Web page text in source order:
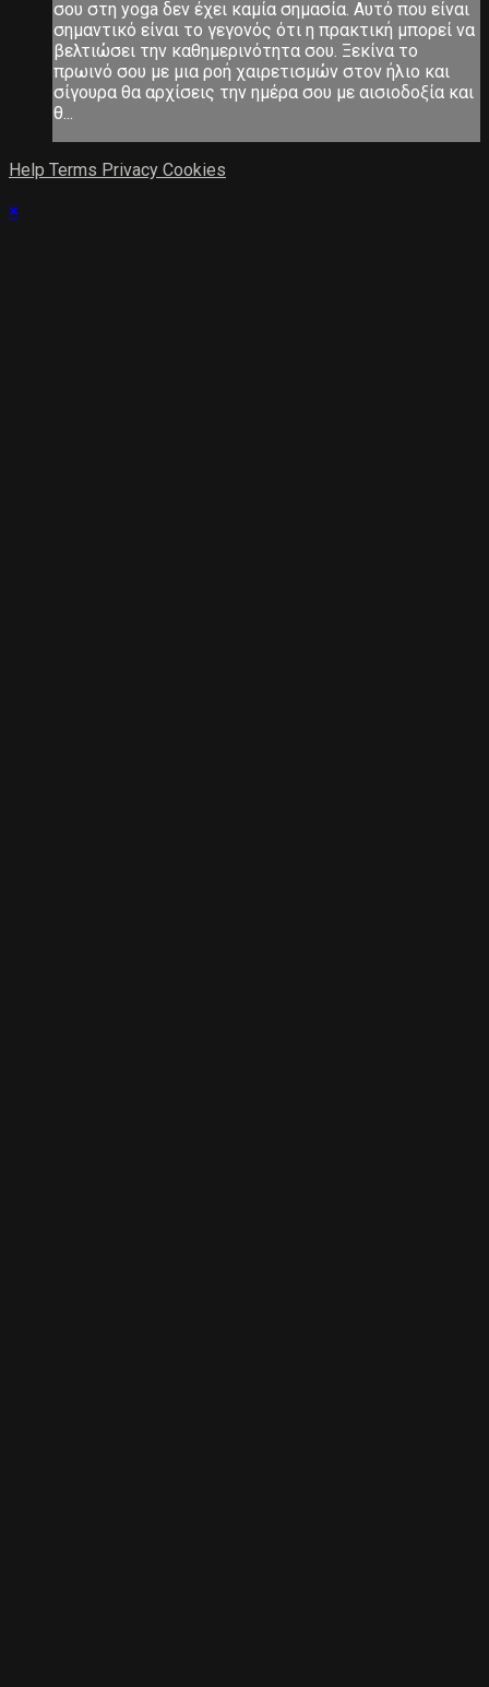
σου στη yoga δεν έχει καμία σημασία. Αυτό που είναι
σημαντικό είναι το γεγονός ότι η πρακτική μπορεί να
βελτιώσει την καθημερινότητα σου. Ξεκίνα το
πρωινό σου με μια ροή χαιρετισμών στον ήλιο και
σίγουρα θα αρχίσεις την ημέρα σου με αισιοδοξία και
θ...
Help Terms Privacy Cookies
×